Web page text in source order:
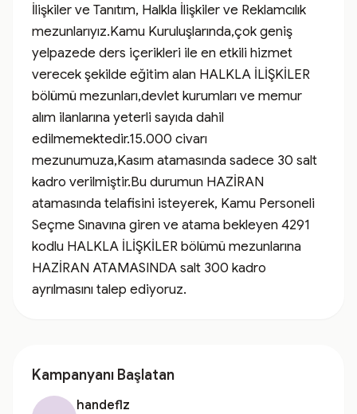
İlişkiler ve Tanıtım, Halkla İlişkiler ve Reklamcılık
mezunlarıyız.Kamu Kuruluşlarında,çok geniş
yelpazede ders içerikleri ile en etkili hizmet
verecek şekilde eğitim alan HALKLA İLİŞKİLER
bölümü mezunları,devlet kurumları ve memur
alım ilanlarına yeterli sayıda dahil
edilmemektedir.15.000 civarı
mezunumuza,Kasım atamasında sadece 30 salt
kadro verilmiştir.Bu durumun HAZİRAN
atamasında telafisini isteyerek, Kamu Personeli
Seçme Sınavına giren ve atama bekleyen 4291
kodlu HALKLA İLİŞKİLER bölümü mezunlarına
HAZİRAN ATAMASINDA salt 300 kadro
ayrılmasını talep ediyoruz.
Kampanyanı Başlatan
handeflz